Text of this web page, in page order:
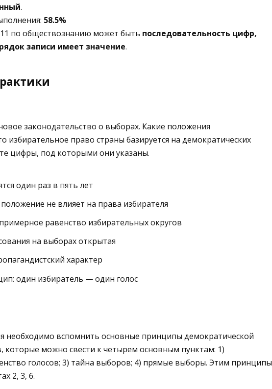
.
58.5%
по обществознанию может быть последовательность цифр,
записи имеет значение.
законодательство о выборах. Какие положения
избирательное право страны базируется на демократических
цифры, под которыми они указаны.
один раз в пять лет
не влияет на права избирателя
равенство избирательных округов
на выборах открытая
характер
один избиратель — один голос
необходимо вспомнить основные принципы демократической
которые можно свести к четырем основным пунктам: 1)
голосов; 3) тайна выборов; 4) прямые выборы. Этим принципы
2, 3, 6.